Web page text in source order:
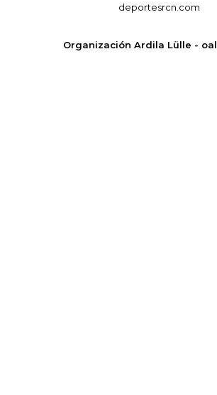
deportesrcn.com
Organización Ardila Lülle -